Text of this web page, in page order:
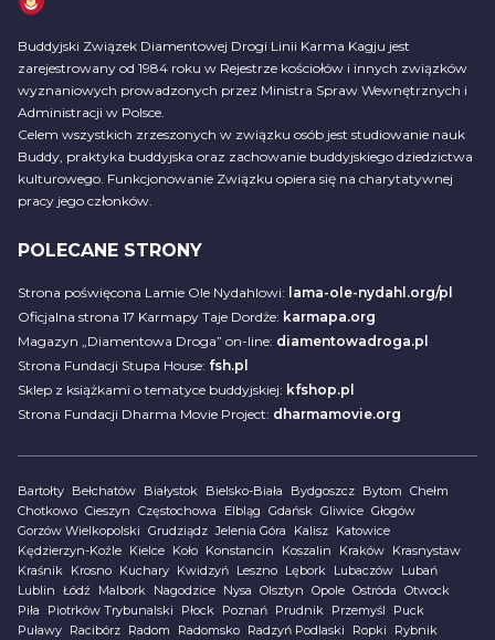
Buddyjski Związek Diamentowej Drogi Linii Karma Kagju jest
zarejestrowany od 1984 roku w Rejestrze kościołów i innych związków
wyznaniowych prowadzonych przez Ministra Spraw Wewnętrznych i
Administracji w Polsce.
Celem wszystkich zrzeszonych w związku osób jest studiowanie nauk
Buddy, praktyka buddyjska oraz zachowanie buddyjskiego dziedzictwa
kulturowego. Funkcjonowanie Związku opiera się na charytatywnej
pracy jego członków.
POLECANE STRONY
Strona poświęcona Lamie Ole Nydahlowi: lama-ole-nydahl.org/pl
Oficjalna strona 17 Karmapy Taje Dordże: karmapa.org
Magazyn „Diamentowa Droga” on-line: diamentowadroga.pl
Strona Fundacji Stupa House: fsh.pl
Sklep z książkami o tematyce buddyjskiej: kfshop.pl
Strona Fundacji Dharma Movie Project: dharmamovie.org
Bartołty Bełchatów Białystok Bielsko-Biała Bydgoszcz Bytom Chełm
Chotkowo Cieszyn Częstochowa Elbląg Gdańsk Gliwice Głogów
Gorzów Wielkopolski Grudziądz Jelenia Góra Kalisz Katowice
Kędzierzyn-Koźle Kielce Koło Konstancin Koszalin Kraków Krasnystaw
Kraśnik
Krosno Kuchary Kwidzyń Leszno Lębork Lubaczów Lubań
Lublin Łódź Malbork Nagodzice Nysa Olsztyn Opole Ostróda Otwock
Piła
Piotrków Trybunalski Płock Poznań Prudnik Przemyśl
Puck
Puławy Racibórz Radom Radomsko Radzyń Podlaski Ropki Rybnik